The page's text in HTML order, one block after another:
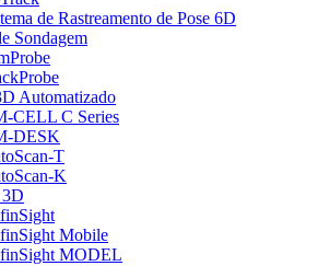
de Rastreamento de Pose 6D
Sondagem
Automatizado
CELL C Series
DESK
T
K
Mobile
MODEL